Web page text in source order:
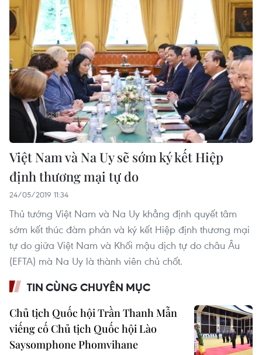
Việt Nam và Na Uy sẽ sớm ký kết Hiệp
định thương mại tự do
24/05/2019 11:34
Thủ tướng Việt Nam và Na Uy khẳng định quyết tâm
sớm kết thúc đàm phán và ký kết Hiệp định thương mại
tự do giữa Việt Nam và Khối mậu dịch tự do châu Âu
(EFTA) mà Na Uy là thành viên chủ chốt.
TIN CÙNG CHUYÊN MỤC
Chủ tịch Quốc hội Trần Thanh Mẫn
viếng cố Chủ tịch Quốc hội Lào
Saysomphone Phomvihane